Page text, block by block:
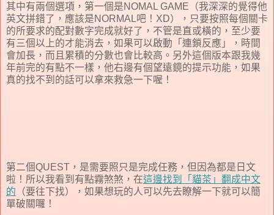
其中有兩個選項，第一個是NOMAL GAME（我深深的覺得他
英文拼錯了，應該是NORMAL吧！XD），只要按照每個關卡
的所要求的配對數字完成就好了，不管是直或橫的，至少要
有三個以上的才能消去，如果可以啟動「連鎖反應」，時間
會加長，而且累積的分數也會比較高。另外這個版本跟我幾
年前完的有點不一樣，他右邊有個望遠鏡的提示功能，如果
真的找不到的話可以拿來救急一下喔！
第二個QUEST，是需要照只是完成任務，但因為都是日文
啦！所以我看到有點霧煞煞，在這邊找到「貓茶」翻成中文
的 （要往下找），如果想玩的人可以先去瞭解一下就可以簡
單破關囉！